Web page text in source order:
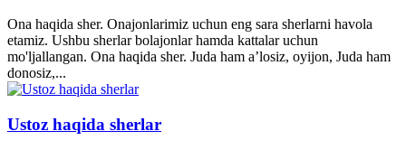
Ona haqida sher. Onajonlarimiz uchun eng sara sherlarni havola
etamiz. Ushbu sherlar bolajonlar hamda kattalar uchun
mo'ljallangan. Ona haqida sher. Juda ham a’losiz, oyijon, Juda ham
donosiz,...
Ustoz haqida sherlar